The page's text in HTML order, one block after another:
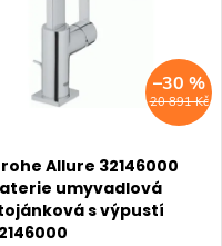
20 891 Kč
–30 %
Allure 32146000
umyvadlová
s výpustí